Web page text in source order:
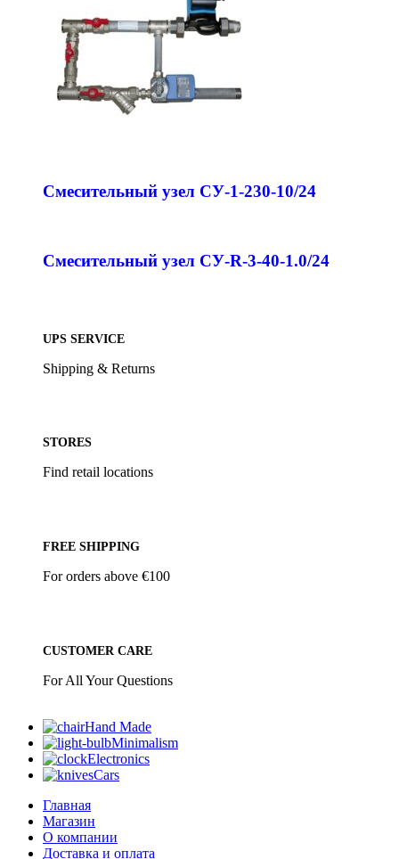
Смесительный узел СУ-1-230-10/24
Смесительный узел СУ-R-3-40-1.0/24
UPS SERVICE
Shipping & Returns
STORES
Find retail locations
FREE SHIPPING
For orders above €100
CUSTOMER CARE
For All Your Questions
Hand Made
Minimalism
Electronics
Cars
Главная
Магазин
О компании
Доставка и оплата